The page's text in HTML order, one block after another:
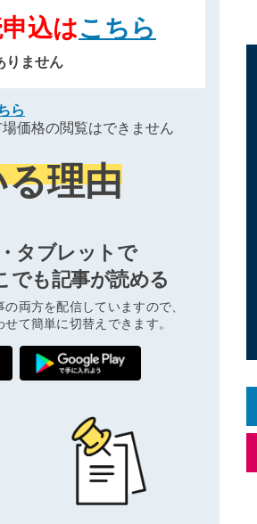
込はこちら
りません
ら
価格の閲覧はできません
理由
タブレットで
でも記事が読める
両方を配信していますので、
て簡単に切替えできます。